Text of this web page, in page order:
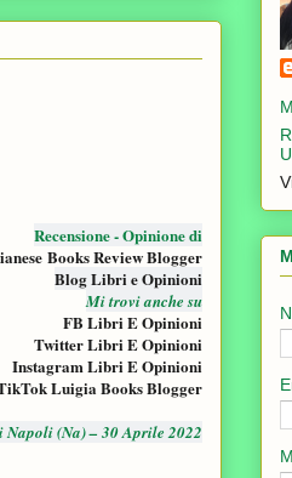
Recensione - Opinione di
Books Review Blogger
Blog Libri e Opinioni
Mi trovi anche su
FB Libri E Opinioni
Twitter Libri E Opinioni
Instagram Libri E Opinioni
Luigia Books Blogger
Napoli (Na) – 30 Aprile 2022